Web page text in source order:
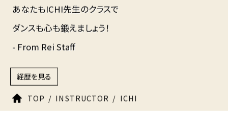
あなたもICHI先生のクラスで
ダンスも心も鍛えましょう！
- From Rei Staff
経歴を見る
TOP INSTRUCTOR ICHI